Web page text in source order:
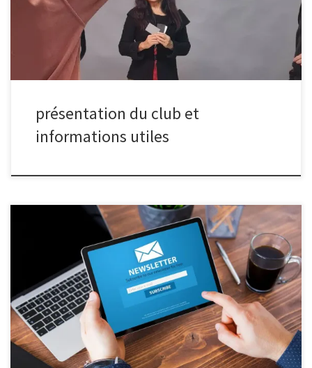
réunion pour venir nous rencontrer. Le club se situe au 14 rue
Hoche à Malakoff, dans la troisième cour de l’immeuble. Vous
retrouverez la prochaine date en suivant notre actualité. Nous
réalisons, en plus, des ateliers techniques, sur proposition ou à la
demande […]
présentation du club et
informations utiles
via GIPHY